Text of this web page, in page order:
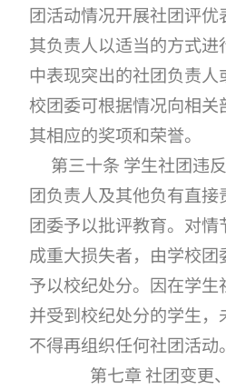
团活动情况开展社团评
其负责人以适当的方式
中表现突出的社团负责
校团委可根据情况向相
其相应的奖项和荣誉。
第三十条 学生社团违
团负责人及其他负有直
团委予以批评教育。对
成重大损失者，由学校
予以校纪处分。因在学
并受到校纪处分的学生，
不得再组织任何社团活动。
第七章 社团变更